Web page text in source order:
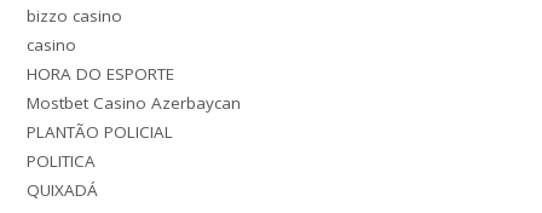
bizzo casino
casino
HORA DO ESPORTE
Mostbet Casino Azerbaycan
PLANTÃO POLICIAL
POLITICA
QUIXADÁ